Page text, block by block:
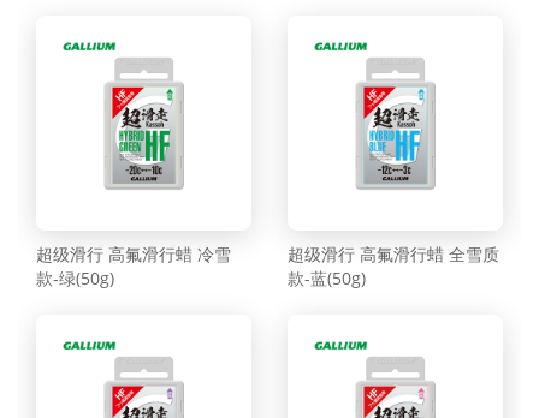
超级滑行 高氟滑行蜡 冷雪
款-绿(50g)
超级滑行 高氟滑行蜡 全雪质
款-蓝(50g)